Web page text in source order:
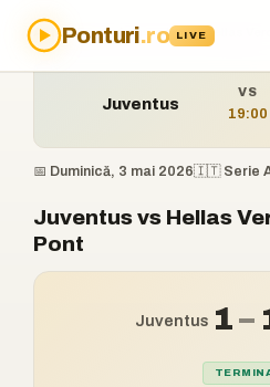
Ponturi.ro LIVE
Acasă›Ponturi›Juventus vs Hellas
Juventus
VS
19:00
📅 Duminică, 3 mai 2026🇮🇹 Serie
Juventus vs Hellas
Pont
Juventus 1–